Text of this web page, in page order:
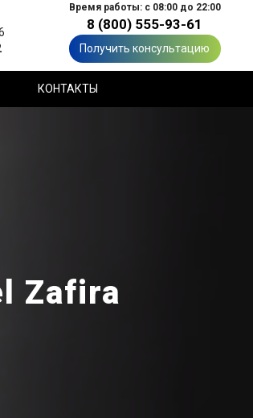
Время работы: с 08:00 до 22:00
8 (800) 555-93-61
Получить консультацию
КОНТАКТЫ
Zafira